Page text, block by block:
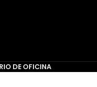
DE OFICINA